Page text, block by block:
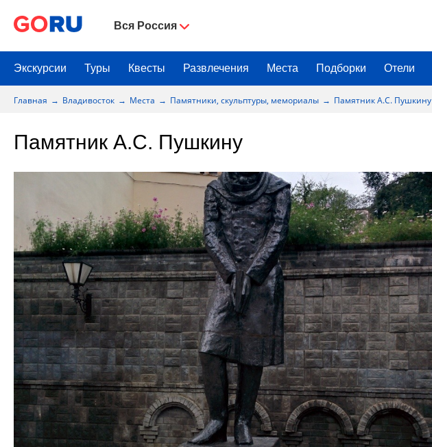
Вся Россия
Экскурсии Туры Квесты Развлечения Места Подборки Отели
Главная Владивосток Места Памятники, скульптуры, мемориалы Памятник А.С. Пушкину
Памятник А.С. Пушкину